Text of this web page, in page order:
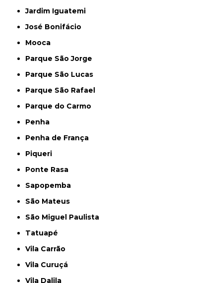
Jardim Iguatemi
José Bonifácio
Mooca
Parque São Jorge
Parque São Lucas
Parque São Rafael
Parque do Carmo
Penha
Penha de França
Piqueri
Ponte Rasa
Sapopemba
São Mateus
São Miguel Paulista
Tatuapé
Vila Carrão
Vila Curuçá
Vila Dalila